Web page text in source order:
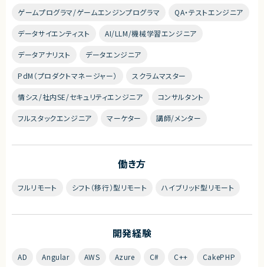
ゲームプログラマ/ゲームエンジンプログラマ QA・テストエンジニア
データサイエンティスト AI/LLM/機械学習エンジニア
データアナリスト データエンジニア
PdM（プロダクトマネージャー） スクラムマスター
情シス/社内SE/セキュリティエンジニア コンサルタント
フルスタックエンジニア マーケター 講師/メンター
働き方
フルリモート シフト（移行）型リモート ハイブリッド型リモート
開発経験
AD Angular AWS Azure C# C++ CakePHP